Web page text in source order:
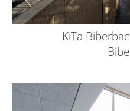
KiTa